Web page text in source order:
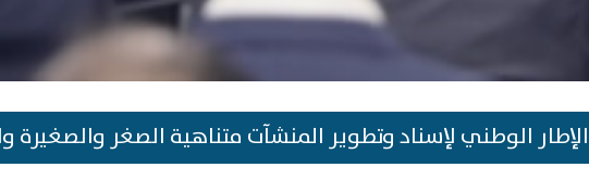
الوطني لإسناد وتطوير المنشآت متناهية الصغر